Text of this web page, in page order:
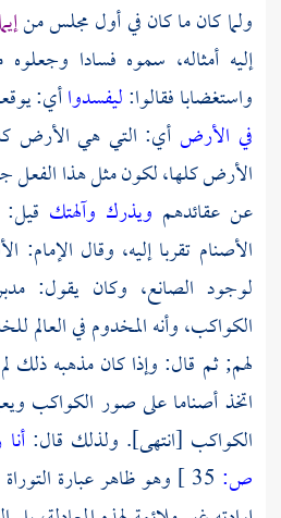
ولما كان ما كان في أول مجلس من
إليه أمثاله، سموه فسادا
واستغضابا فقالوا:ليفسدواأي:
في الأرض أي: التي هي الأرض
الأرض كلها، لكون مثل هذا الفعل
عن عقائدهم ويذرك وآلهتك
الأصنام تقربا إليه، وقال الإمام:
لوجود الصانع، وكان يقول:
الكواكب، وأنه المخدوم في العالم
لهم; ثم قال: وإذا كان مذهبه ذلك
اتخذ أصناما على صور الكواكب
الكواكب [انتهى]. ولذلك قال:
ص:
وهو ظاهر عبارة